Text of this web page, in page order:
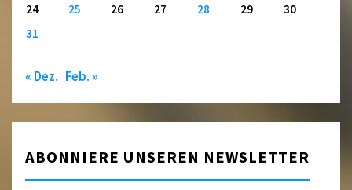
24
25 26 27 28 29
30
31
« Dez. Feb. »
ABONNIERE UNSEREN NEWSLETTER